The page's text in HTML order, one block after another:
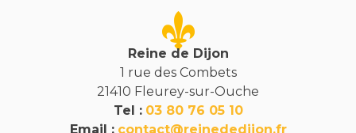
Reine de Dijon
1 rue des Combets
21410 Fleurey-sur-Ouche
Tel : 03 80 76 05 10
Email : contact@reinededijon.fr